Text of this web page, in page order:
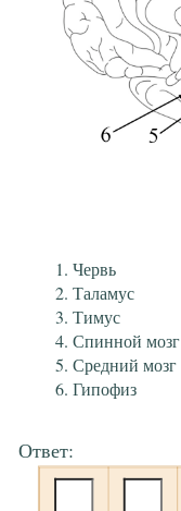
Червь
Таламус
Тимус
Спинной мозг
Средний мозг
Гипофиз
Ответ: